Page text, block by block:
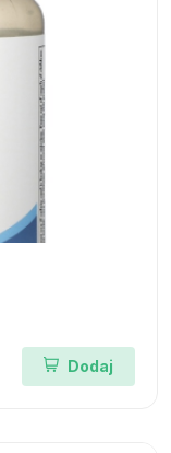
Dodaj